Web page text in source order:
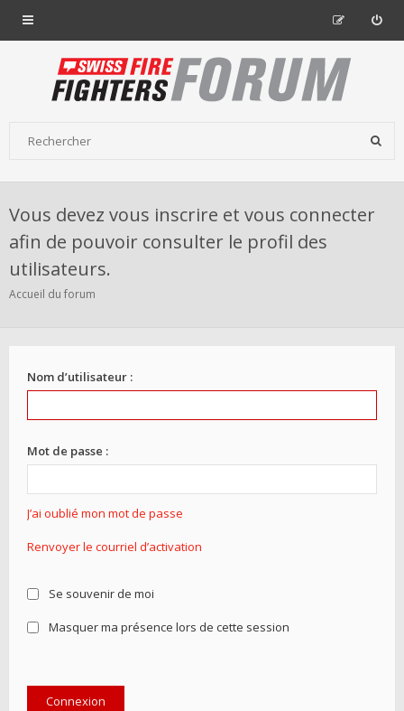
Vous devez vous inscrire et vous connecter
afin de pouvoir consulter le profil des
utilisateurs.
Accueil du forum
Nom d’utilisateur :
Mot de passe :
J’ai oublié mon mot de passe
Renvoyer le courriel d’activation
Se souvenir de moi
Masquer ma présence lors de cette session